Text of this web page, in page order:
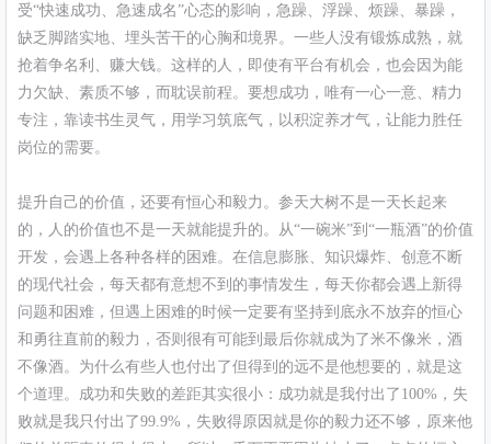
受“快速成功、急速成名”心态的影响，急躁、浮躁、烦躁、暴躁，
缺乏脚踏实地、埋头苦干的心胸和境界。一些人没有锻炼成熟，就
抢着争名利、赚大钱。这样的人，即使有平台有机会，也会因为能
力欠缺、素质不够，而耽误前程。要想成功，唯有一心一意、精力
专注，靠读书生灵气，用学习筑底气，以积淀养才气，让能力胜任
岗位的需要。
提升自己的价值，还要有恒心和毅力。参天大树不是一天长起来
的，人的价值也不是一天就能提升的。从“一碗米”到“一瓶酒”的价值
开发，会遇上各种各样的困难。在信息膨胀、知识爆炸、创意不断
的现代社会，每天都有意想不到的事情发生，每天你都会遇上新得
问题和困难，但遇上困难的时候一定要有坚持到底永不放弃的恒心
和勇往直前的毅力，否则很有可能到最后你就成为了米不像米，酒
不像酒。为什么有些人也付出了但得到的远不是他想要的，就是这
个道理。成功和失败的差距其实很小：成功就是我付出了100%，失
败就是我只付出了99.9%，失败得原因就是你的毅力还不够，原来他